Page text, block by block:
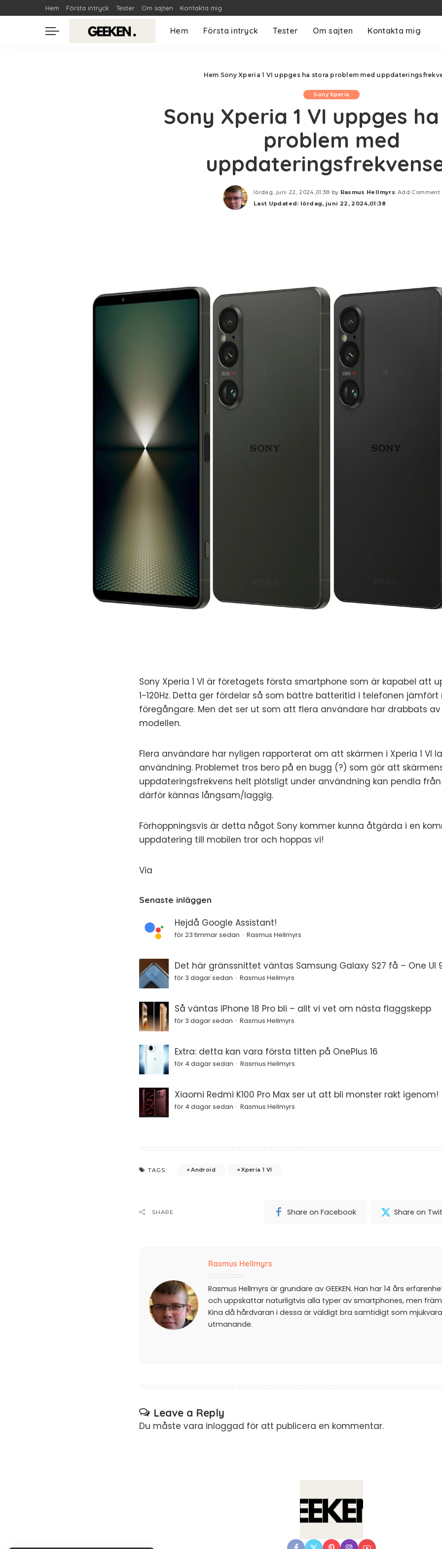
Hem Första intryck Tester Om sajten Kontakta mig
Hem Första intryck Tester Om sajten Kontakta mig
Hem Sony Xperia 1 VI uppges ha stora problem med
Sony Xperia
Sony Xperia 1 VI uppges
problem med
lördag, juni 22, 2024,01:38
Posted
by
by Rasmus Hellmyrs Add Comment
Last Updated: lördag, juni 22, 2024,01:38
Sony Xperia 1 VI är företagets första smartphone som är kapabel att
1-120Hz. Detta ger fördelar så som bättre batteritid i telefonen
föregångare. Men det ser ut som att flera användare har drabbats
modellen.
Flera användare har nyligen rapporterat om att skärmen i Xperia 1 VI
användning. Problemet tros bero på en bugg (?) som gör att
uppdateringsfrekvens helt plötsligt under användning kan pendla från
därför kännas långsam/laggig.
Förhoppningsvis är detta något Sony kommer kunna åtgärda i en
uppdatering till mobilen tror och hoppas vi!
Via
Senaste inläggen
Hejdå Google Assistant!
för 23 timmar sedan Rasmus Hellmyrs
Det här gränssnittet väntas Samsung Galaxy S27 få – One UI
för 3 dagar sedan Rasmus Hellmyrs
Så väntas iPhone 18 Pro bli – allt vi vet om nästa flaggskepp
för 3 dagar sedan Rasmus Hellmyrs
Extra: detta kan vara första titten på OnePlus 16
för 4 dagar sedan Rasmus Hellmyrs
Xiaomi Redmi K100 Pro Max ser ut att bli monster rakt igenom!
för 4 dagar sedan Rasmus Hellmyrs
TAGS: Android Xperia 1 VI
SHARE Share on Facebook Share on
Rasmus Hellmyrs
Rasmus Hellmyrs är grundare av GEEKEN. Han har 14 års
och uppskattar naturligtvis alla typer av smartphones, men
Kina då hårdvaran i dessa är väldigt bra samtidigt som
utmanande.
Leave a Reply
Du måste vara inloggad för att publicera en kommentar.